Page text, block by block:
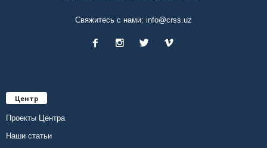
Свяжитесь с нами: info@crss.uz
Центр
Проекты Центра
Наши статьи